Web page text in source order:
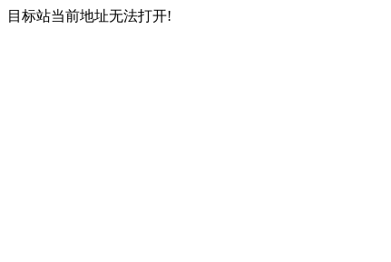
目标站当前地址无法打开!